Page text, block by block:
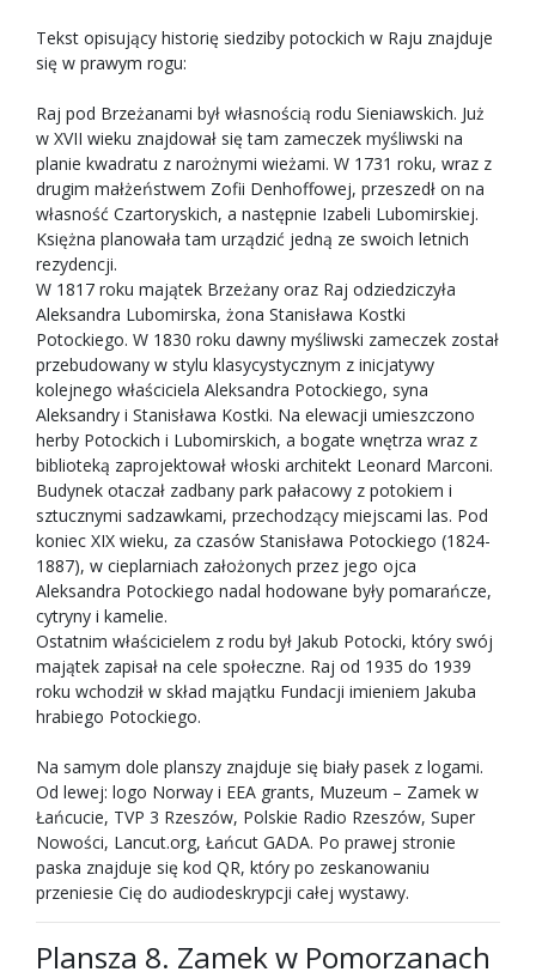
Tekst opisujący historię siedziby potockich w Raju znajduje
się w prawym rogu:
Raj pod Brzeżanami był własnością rodu Sieniawskich. Już
w XVII wieku znajdował się tam zameczek myśliwski na
planie kwadratu z narożnymi wieżami. W 1731 roku, wraz z
drugim małżeństwem Zofii Denhoffowej, przeszedł on na
własność Czartoryskich, a następnie Izabeli Lubomirskiej.
Księżna planowała tam urządzić jedną ze swoich letnich
rezydencji.
W 1817 roku majątek Brzeżany oraz Raj odziedziczyła
Aleksandra Lubomirska, żona Stanisława Kostki
Potockiego. W 1830 roku dawny myśliwski zameczek został
przebudowany w stylu klasycystycznym z inicjatywy
kolejnego właściciela Aleksandra Potockiego, syna
Aleksandry i Stanisława Kostki. Na elewacji umieszczono
herby Potockich i Lubomirskich, a bogate wnętrza wraz z
biblioteką zaprojektował włoski architekt Leonard Marconi.
Budynek otaczał zadbany park pałacowy z potokiem i
sztucznymi sadzawkami, przechodzący miejscami las. Pod
koniec XIX wieku, za czasów Stanisława Potockiego (1824-
1887), w cieplarniach założonych przez jego ojca
Aleksandra Potockiego nadal hodowane były pomarańcze,
cytryny i kamelie.
Ostatnim właścicielem z rodu był Jakub Potocki, który swój
majątek zapisał na cele społeczne. Raj od 1935 do 1939
roku wchodził w skład majątku Fundacji imieniem Jakuba
hrabiego Potockiego.
Na samym dole planszy znajduje się biały pasek z logami.
Od lewej: logo Norway i EEA grants, Muzeum – Zamek w
Łańcucie, TVP 3 Rzeszów, Polskie Radio Rzeszów, Super
Nowości, Lancut.org, Łańcut GADA. Po prawej stronie
paska znajduje się kod QR, który po zeskanowaniu
przeniesie Cię do audiodeskrypcji całej wystawy.
Plansza 8. Zamek w Pomorzanach